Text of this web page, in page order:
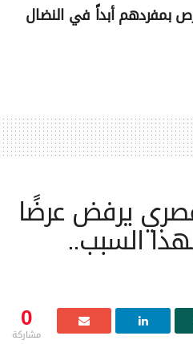
بمفردهم أبداً في النضال
يرفض عرضًا
السبب..
0
مشاركة